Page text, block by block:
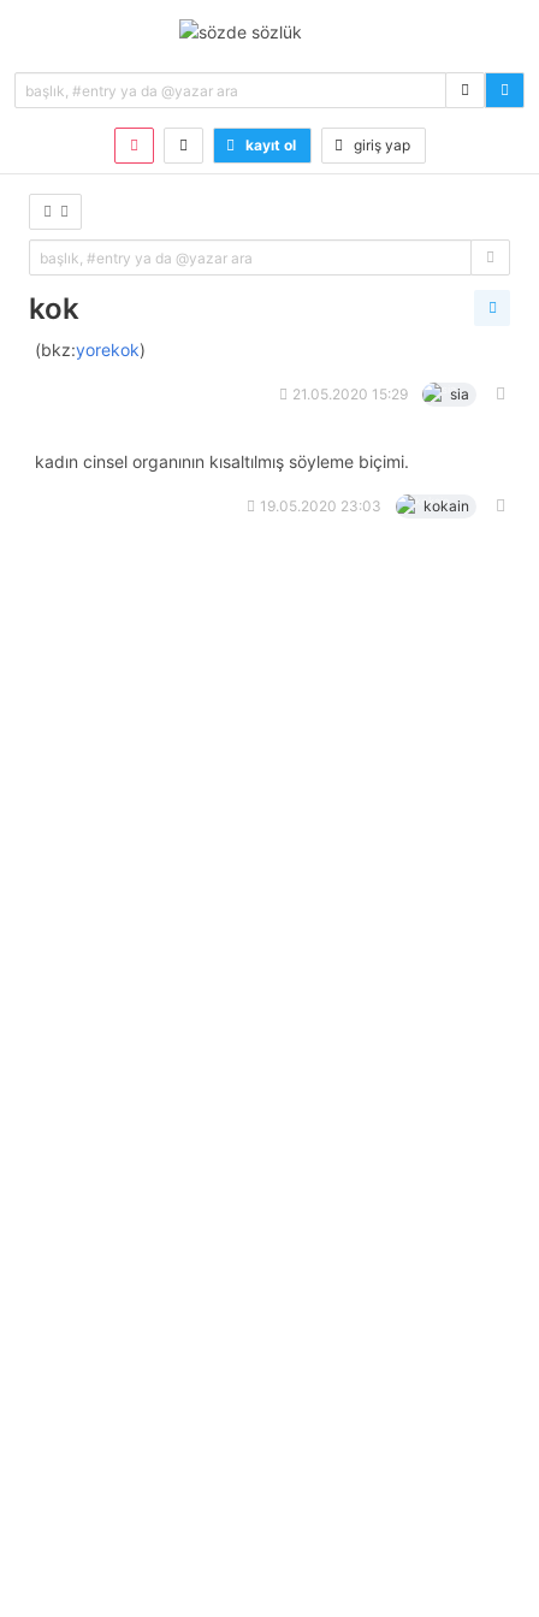
kayıt ol giriş yap
kok
(bkz:yorekok)
21.05.2020 15:29 sia
kadın cinsel organının kısaltılmış söyleme biçimi.
19.05.2020 23:03 kokain